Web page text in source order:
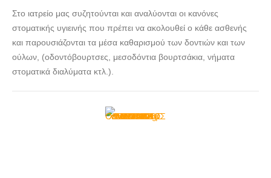
Στο ιατρείο μας συζητούνται και αναλύονται οι κανόνες
στοματικής υγιεινής που πρέπει να ακολουθεί ο κάθε ασθενής
και παρουσιάζονται τα μέσα καθαρισμού των δοντιών και των
ούλων, (οδοντόβουρτσες, μεσοδόντια βουρτσάκια, νήματα
στοματικά διαλύματα κτλ.).